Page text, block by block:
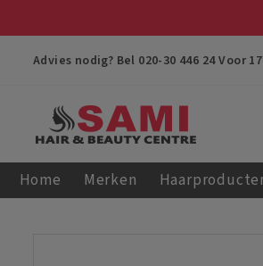
Advies nodig? Bel 020-30 446 24 Voor
Hair
Home Merken